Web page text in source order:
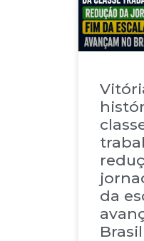
da
Brasil